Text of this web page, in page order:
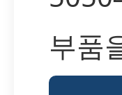
부품